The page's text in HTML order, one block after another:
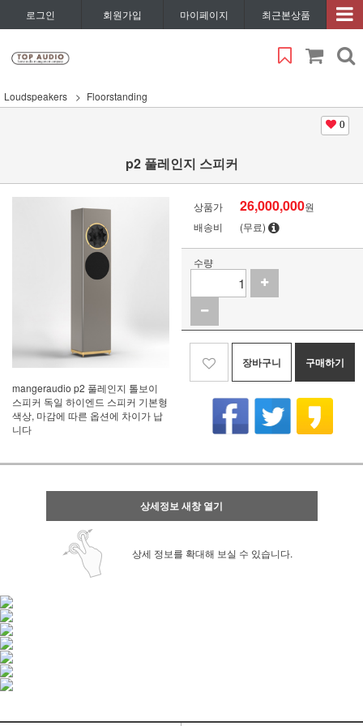
로그인 회원가입 마이페이지 최근본상품
Loudspeakers Floorstanding
0
p2 풀레인지 스피커
mangeraudio p2 풀레인지 톨보이
스피커 독일 하이엔드 스피커 기본형
색상, 마감에 따른 옵션에 차이가 납
니다
상품가 26,000,000원
배송비
(무료)
수량
장바구니 구매하기
상세정보 새창 열기
상세 정보를 확대해 보실 수 있습니다.